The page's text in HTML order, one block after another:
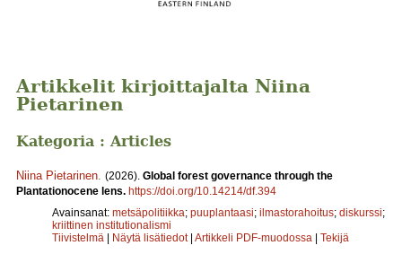
Artikkelit kirjoittajalta Niina
Pietarinen
Kategoria : Articles
Niina Pietarinen (2026). Global forest governance through the
Plantationocene lens. https://doi.org/10.14214/df.394
Avainsanat: metsäpolitiikka; puuplantaasi; ilmastorahoitus; diskurssi;
kriittinen institutionalismi
Tiivistelmä | Näytä lisätiedot | Artikkeli PDF-muodossa | Tekijä